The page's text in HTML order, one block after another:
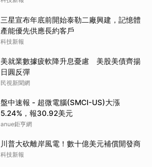
三星宣布年底前開始泰勒二廠興建，記憶體
產能優先供應長約客戶
科技新報
美就業數據疲軟降升息憂慮 美股美債齊揚
日圓反彈
民視新聞網
盤中速報 - 超微電腦(SMCI-US)大漲
5.24%，報30.92美元
anue鉅亨網
川普大砍離岸風電！數十億美元補償開發商
科技新報